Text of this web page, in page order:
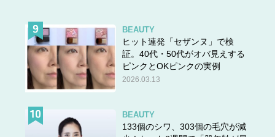
BEAUTY
ヒット連発「セザンヌ」で検
証。40代・50代がオバ見えする
ピンクとOKピンクの実例
2026.03.13
BEAUTY
133個のシワ、303個の毛穴が減